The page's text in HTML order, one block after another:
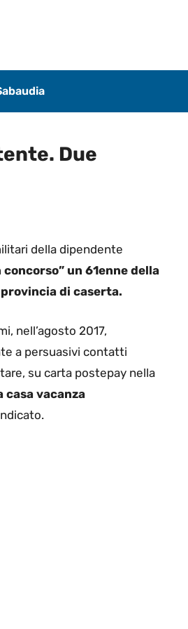
Due
della dipendente
un 61enne della
di caserta.
nell’agosto 2017,
a persuasivi contatti
su carta postepay nella
vacanza